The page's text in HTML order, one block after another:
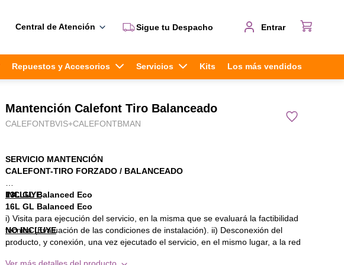
Central de Atención Sigue tu Despacho Entrar
Repuestos y Accesorios Servicios Kits Los más vendidos
Mantención Calefont Tiro Balanceado
CALEFONTBVIS+CALEFONTBMAN
SERVICIO MANTENCIÓN
CALEFONT-TIRO FORZADO / BALANCEADO
INCLUYE
i) Visita para ejecución del servicio, en la misma que se evaluará la factibilidad
técnica (Evaluación de las condiciones de instalación). ii) Desconexión del
producto, y conexión, una vez ejecutado el servicio, en el mismo lugar, a la red
13L GL Balanced Eco
16L GL Balanced Eco
NO INCLUYE